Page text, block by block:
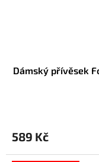
Dámský přívěsek
589 Kč